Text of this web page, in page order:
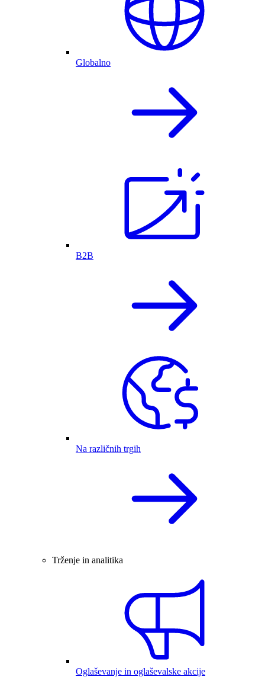
Globalno
B2B
Na različnih trgih
Trženje in analitika
Oglaševanje in oglaševalske akcije